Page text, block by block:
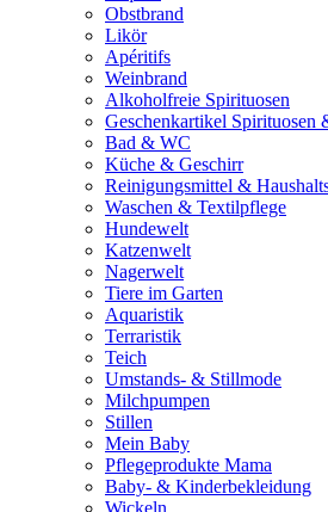
Obstbrand
Likör
Apéritifs
Weinbrand
Alkoholfreie Spirituosen
Geschenkartikel Spirituosen
Bad & WC
Küche & Geschirr
Reinigungsmittel &
Waschen & Textilpflege
Hundewelt
Katzenwelt
Nagerwelt
Tiere im Garten
Aquaristik
Terraristik
Teich
Umstands- & Stillmode
Milchpumpen
Stillen
Mein Baby
Pflegeprodukte Mama
Baby- & Kinderbekleidung
Wickeln